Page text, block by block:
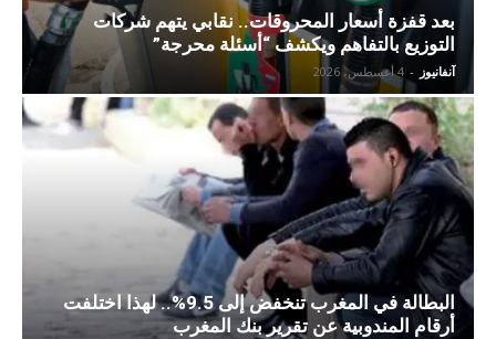
بعد قفزة أسعار المحروقات.. نقابي يتهم شركات
التوزيع بالتفاهم ويكشف “أسئلة محرجة”
آنفانيوز - 4 أغسطس، 2026
البطالة في المغرب تنخفض إلى 9.5%.. لهذا اختلفت
أرقام المندوبية عن تقرير بنك المغرب